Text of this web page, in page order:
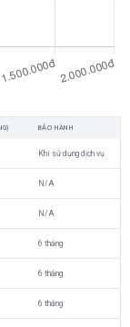
BẢO HÀNH
Khi sử dụng dịch vụ
N/A
N/A
6 tháng
6 tháng
6 tháng